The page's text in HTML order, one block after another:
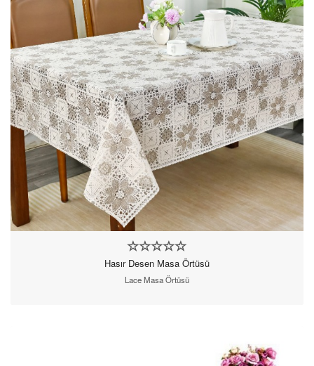
Hasır Desen Masa Örtüsü
Lace Masa Örtüsü